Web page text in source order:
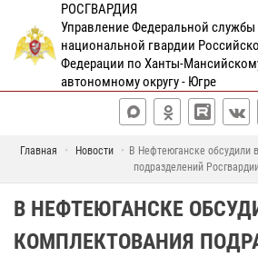
РОСГВАРДИЯ
Управление Федеральной службы
национальной гвардии
Федерации по Ханты-
автономному округу - Югре
Главная Новости
В Нефтеюганске обсудили
подразделений
В НЕФТЕЮГАНСКЕ
КОМПЛЕКТОВАНИЯ